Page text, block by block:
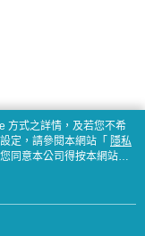
方式之詳情，及若您不希
定，請參閱本網站「 隱私
同意本公司得按本網站使